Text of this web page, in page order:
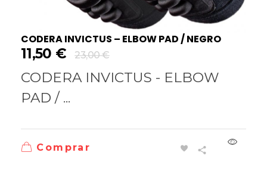
CODERA INVICTUS – ELBOW PAD / NEGRO
11,50 € 23,00€
CODERA INVICTUS - ELBOW
PAD / ...
Comprar